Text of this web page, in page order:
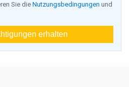
Sie die Nutzungsbedingungen und
erhalten